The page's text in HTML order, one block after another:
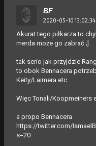
BF
2020-05-10 13:02:34,
Akurat tego piłkarza to
merda może go zabrać ;]
tak serio jak przyjdzie
to obok Bennacera
Keity/Laimera etc
Więc Tonali/Koopmeiners
a propo Bennacera
https://twitter.com/
s=20